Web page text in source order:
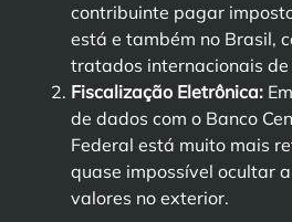
contribuinte pagar
está e também no Brasil,
tratados internacionais
Fiscalização Eletrônica:
de dados com o Banco
Federal está muito mais
quase impossível ocultar
valores no exterior.